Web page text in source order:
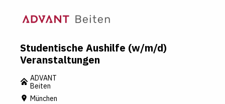
Studentische Aushilfe (w/m/d)
Veranstaltungen
ADVANT
Beiten
München